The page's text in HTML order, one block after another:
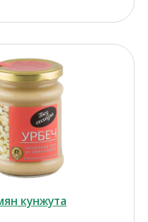
кунжута